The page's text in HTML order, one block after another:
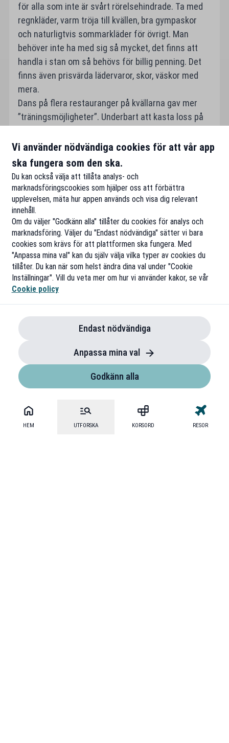
HEM UTFORSKA KORSORD RESOR
för alla som inte är svårt rörelsehindrade. Ta med
regnkläder, varm tröja till kvällen, bra gympaskor
och naturligtvis sommarkläder för övrigt. Man
behöver inte ha med sig så mycket, det finns att
handla i stan om så behövs för billig penning. Det
finns även prisvärda lädervaror, skor, väskor med
mera.
Dans på flera restauranger på kvällarna gav mer
”träningsmöjligheter”. Underbart att kasta loss på
Vår resa gick på ca 7500kr/person med flyg, hotell,
frukost, mat på flyget och transfer. Och det var det
värt mitt i oktobermörker.
Vi använder nödvändiga cookies för att vår app
ska fungera som den ska.
Du kan också välja att tillåta analys- och
marknadsföringscookies som hjälper oss att förbättra
upplevelsen, mäta hur appen används och visa dig relevant
innehåll.
Om du väljer "Godkänn alla" tillåter du cookies för analys och
marknadsföring. Väljer du "Endast nödvändiga" sätter vi bara
cookies som krävs för att plattformen ska fungera. Med
"Anpassa mina val" kan du själv välja vilka typer av cookies du
tillåter. Du kan när som helst ändra dina val under "Cookie
Inställningar". Vill du veta mer om hur vi använder kakor, se vår
Cookie policy
Endast nödvändiga
Anpassa mina val
Godkänn alla